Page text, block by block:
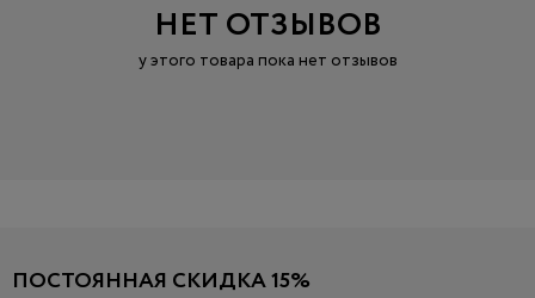
НЕТ ОТЗЫВОВ
у этого товара пока нет отзывов
ПОСТОЯННАЯ СКИДКА 15%